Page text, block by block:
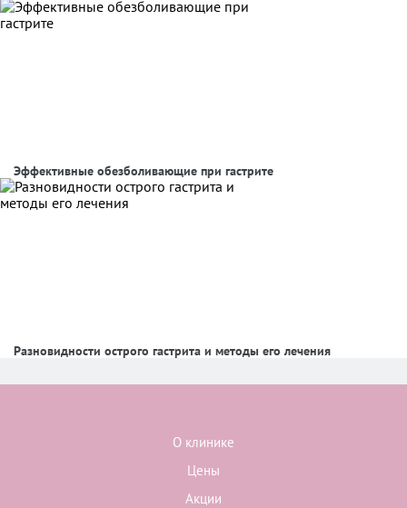
Эффективные обезболивающие при гастрите
Разновидности острого гастрита и методы его лечения
О клинике
Цены
Акции